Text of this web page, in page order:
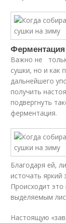
Ферментация
Важно не
сушки, но и как
дальнейшего
получить
подвергнуть
ферментация.
Благодаря ей,
источать яркий
Происходит это
выделяемым
Настоящую